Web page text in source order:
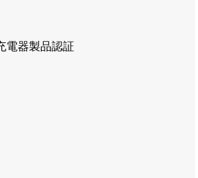
電器製品認証